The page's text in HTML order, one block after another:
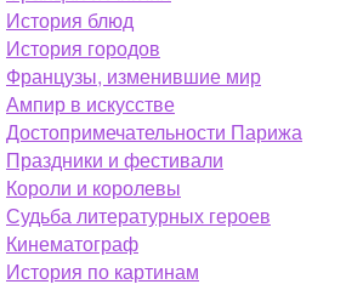
История блюд
История городов
Французы, изменившие мир
Ампир в искусстве
Достопримечательности Парижа
Праздники и фестивали
Короли и королевы
Судьба литературных героев
Кинематограф
История по картинам